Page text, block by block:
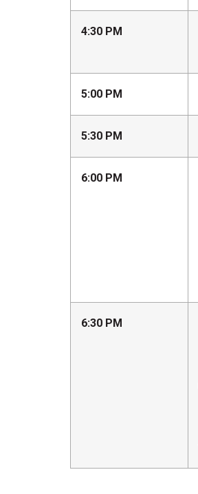
4:30 PM
5:00 PM
5:30 PM
6:00 PM
6:30 PM